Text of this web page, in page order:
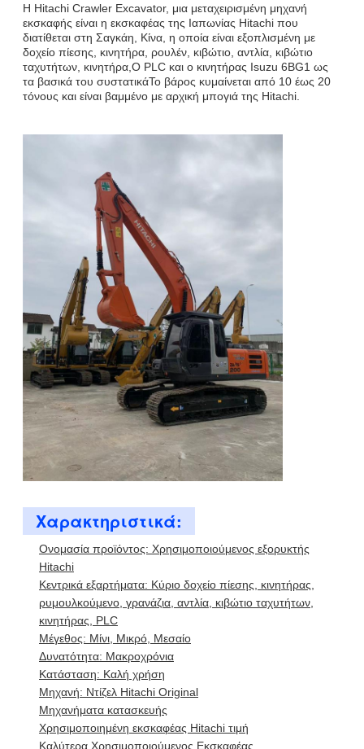
Η Hitachi Crawler Excavator, μια μεταχειρισμένη μηχανή
εκσκαφής είναι η εκσκαφέας της Ιαπωνίας Hitachi που
διατίθεται στη Σαγκάη, Κίνα, η οποία είναι εξοπλισμένη με
δοχείο πίεσης, κινητήρα, ρουλέν, κιβώτιο, αντλία, κιβώτιο
ταχυτήτων, κινητήρα,Ο PLC και ο κινητήρας Isuzu 6BG1 ως
τα βασικά του συστατικάΤο βάρος κυμαίνεται από 10 έως 20
τόνους και είναι βαμμένο με αρχική μπογιά της Hitachi.
Χαρακτηριστικά:
Ονομασία προϊόντος: Χρησιμοποιούμενος εξορυκτής
Hitachi
Κεντρικά εξαρτήματα: Κύριο δοχείο πίεσης, κινητήρας,
ρυμουλκούμενο, γρανάζια, αντλία, κιβώτιο ταχυτήτων,
κινητήρας, PLC
Μέγεθος: Μίνι, Μικρό, Μεσαίο
Δυνατότητα: Μακροχρόνια
Κατάσταση: Καλή χρήση
Μηχανή: Ντίζελ Hitachi Original
Μηχανήματα κατασκευής
Χρησιμοποιημένη εκσκαφέας Hitachi τιμή
Καλύτερα Χρησιμοποιούμενος Εκσκαφέας